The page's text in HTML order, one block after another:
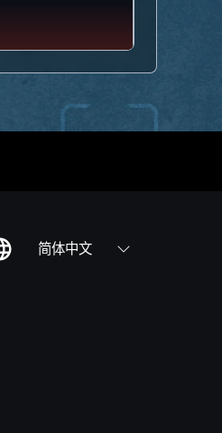
简体中文